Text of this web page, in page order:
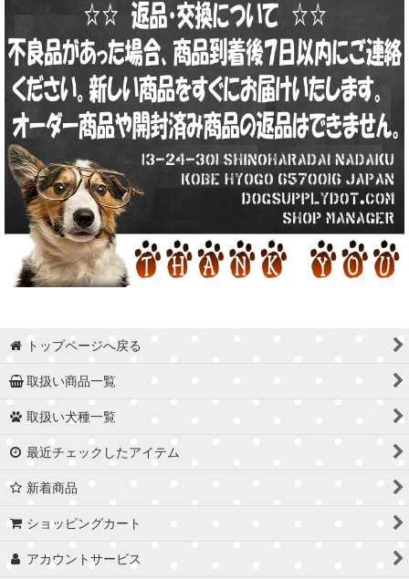
トップページへ戻る
取扱い商品一覧
取扱い犬種一覧
最近チェックしたアイテム
新着商品
ショッピングカート
アカウントサービス